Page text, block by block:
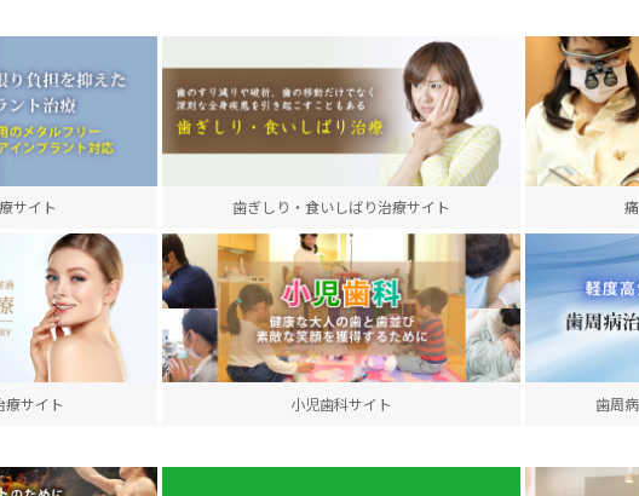
サイト 歯ぎしり・食いしばり治療サイト
療サイト 小児歯科サイト 歯周